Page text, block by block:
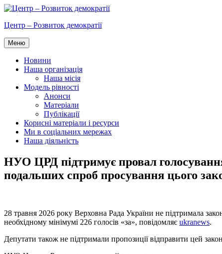
Перейти
вмісту
Центр – Розвиток демократії
Меню
Новини
Наша організація
Наша місія
Модель рівності
Анонси
Матеріали
Публікації
Корисні матеріали і ресурси
Ми в соціальних мережах
Наша діяльність
НУО ЦРД підтримує провал голосування
подальших спроб просування цього
28 травня 2026 року Верховна Рада України не підтримала
необхідному мінімумі 226 голосів «за», повідомляє ukranews.
Депутати також не підтримали пропозиції відправити цей